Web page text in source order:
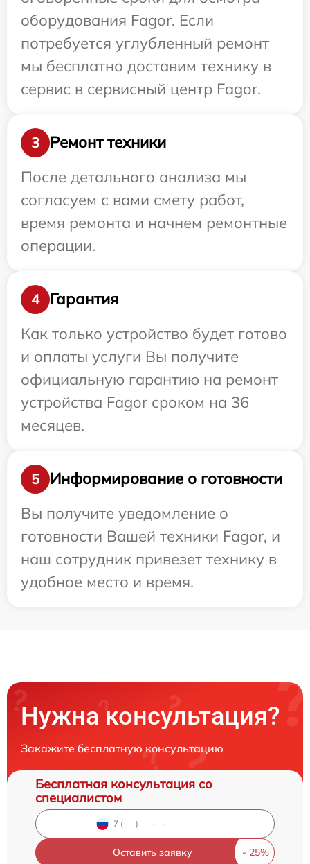
оборудования Fagor. Если
потребуется углубленный ремонт
мы бесплатно доставим технику в
сервис в сервисный центр Fagor.
3
Ремонт техники
После детального анализа мы
согласуем с вами смету работ,
время ремонта и начнем ремонтные
операции.
4
Гарантия
Как только устройство будет готово
и оплаты услуги Вы получите
официальную гарантию на ремонт
устройства Fagor сроком на 36
месяцев.
5
Информирование о готовности
Вы получите уведомление о
готовности Вашей техники Fagor, и
наш сотрудник привезет технику в
удобное место и время.
Нужна консультация?
Закажите бесплатную консультацию
Бесплатная консультация со
специалистом
Оставить заявку